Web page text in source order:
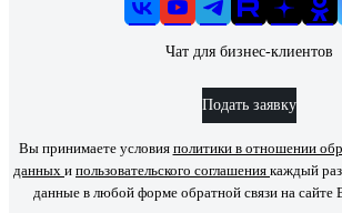
Чат для бизнес-клиентов
Подать заявку
Вы принимаете условия политики в отношении
данных и пользовательского соглашения каждый
данные в любой форме обратной связи на